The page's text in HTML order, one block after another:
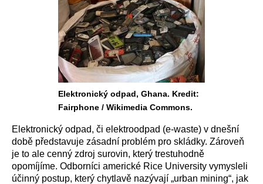
Elektronický odpad, Ghana. Kredit:
Fairphone / Wikimedia Commons.
Elektronický odpad, či elektroodpad (e-waste) v dnešní
době představuje zásadní problém pro skládky. Zároveň
je to ale cenný zdroj surovin, který trestuhodně
opomíjíme. Odborníci americké Rice University vymysleli
účinný postup, který chytlavě nazývají „urban mining“, jak